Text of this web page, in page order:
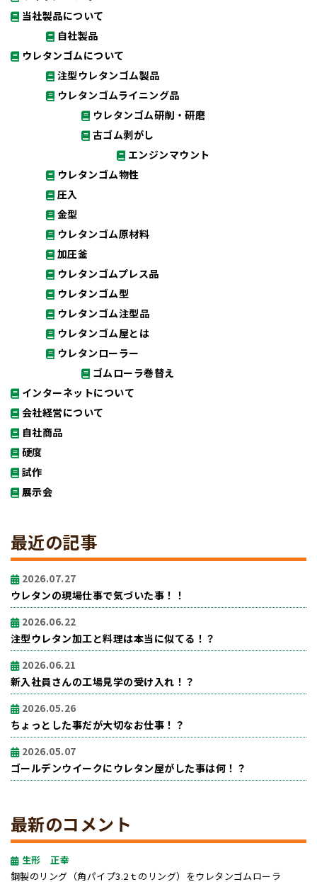
当社製品について
自社製品
ウレタンゴムについて
注型ウレタンゴム製品
ウレタンゴムライニング品
ウレタンゴム研削・研磨
古ゴム剥がし
エンジンマウント
ウレタンゴム物性
圧入
金型
ウレタンゴム原材料
加圧釜
ウレタンゴムプレス品
ウレタンゴム型
ウレタンゴム注型品
ウレタンゴム屋とは
ウレタンローラー
ゴムローラ巻替え
インターネットについて
会社経営について
自社商品
硬度
試作
展示会
最近の記事
2026.07.27
ウレタンの現場仕事で気づいた事！！
2026.06.22
注型ウレタン加工と料理は本当に似てる！？
2026.06.21
新入社員さんの工場見学の受け入れ！？
2026.05.26
ちょっとした事だが大切なお仕事！？
2026.05.07
ゴールデンウイークにウレタン屋がした事は何！？
最新のコメント
生形 正幸
鋼製のリング（角パイプ3.2ｔのリング）をウレタンゴムローラ